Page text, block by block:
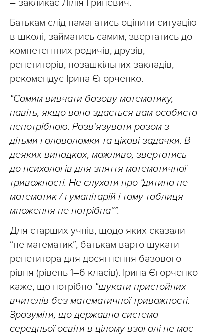
– закликає Лілія Гриневич.
Батькам слід намагатись оцінити ситуацію
в школі, займатись самим, звертатись до
компетентних родичів, друзів,
репетиторів, позашкільних закладів,
рекомендує Ірина Єгорченко.
“Самим вивчати базову математику,
навіть, якщо вона здається вам особисто
непотрібною. Розв’язувати разом з
дітьми головоломки та цікаві задачки. В
деяких випадках, можливо, звертатись
до психологів для зняття математичної
тривожності. Не слухати про “дитина не
математик / гуманітарій і тому таблиця
множення не потрібна””.
Для старших учнів, щодо яких сказали
“не математик”, батькам варто шукати
репетитора для досягнення базового
рівня (рівень 1–6 класів). Ірина Єгорченко
каже, що потрібно “шукати пристойних
вчителів без математичної тривожності.
Зрозуміти, що державна система
середньої освіти в цілому взагалі не має